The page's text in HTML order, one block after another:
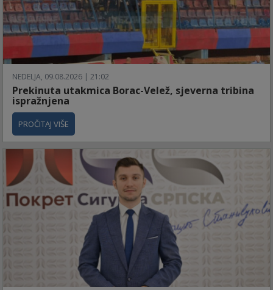
NEDELJA, 09.08.2026 | 21:02
Prekinuta utakmica Borac-Velež, sjeverna tribina
ispražnjena
PROČITAJ VIŠE